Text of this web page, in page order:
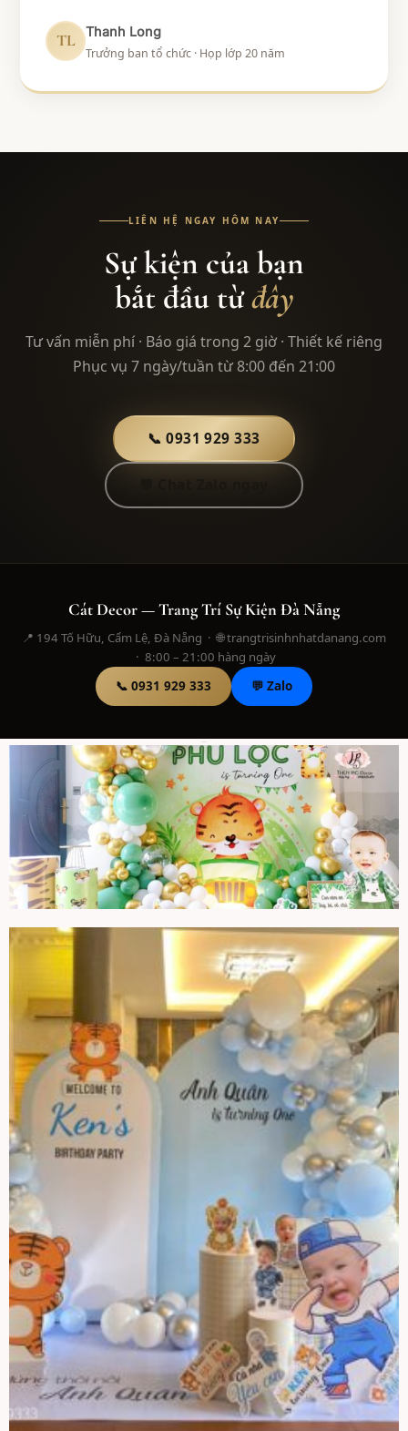
TL
Thanh Long
Trưởng ban tổ chức · Họp lớp 20 năm
LIÊN HỆ NGAY HÔM NAY
Sự kiện của bạn
bắt đầu từđây
Tư vấn miễn phí · Báo giá trong 2 giờ · Thiết kế riêng
Phục vụ 7 ngày/tuần từ 8:00 đến 21:00
📞 0931 929 333
Cát Decor — Trang Trí Sự Kiện Đà Nẵng
📍 194 Tố Hữu, Cẩm Lệ, Đà Nẵng · 🌐 trangtrisinhnhatdanang.com
· 8:00 – 21:00 hàng ngày
📞 0931 929 333
💬 Zalo